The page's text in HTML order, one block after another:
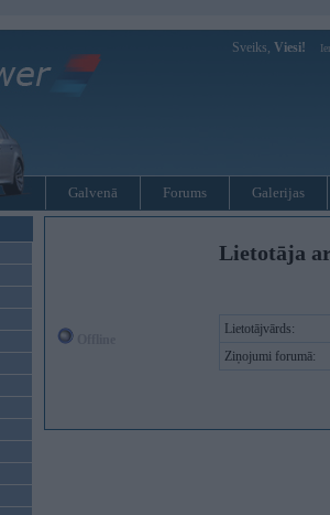
Sveiks, Viesi!
Galvenā Forums Galerijas
Lietotāja
Lietotājvārds:
Ziņojumi forumā: